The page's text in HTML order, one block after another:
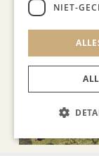
Recent
NIET-